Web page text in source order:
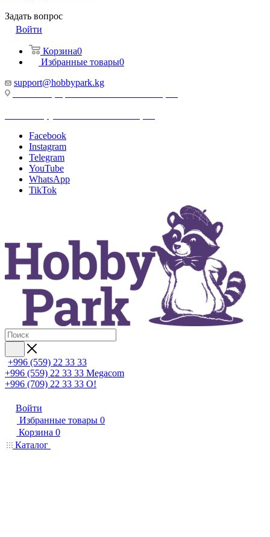
Задать вопрос
Войти
Корзина0
Избранные товары0
support@hobbypark.kg
Facebook
Instagram
Telegram
YouTube
WhatsApp
TikTok
+996 (559) 22 33 33
+996 (559) 22 33 33 Megacom
+996 (709) 22 33 33 O!
Войти
Избранные товары 0
Корзина 0
Каталог